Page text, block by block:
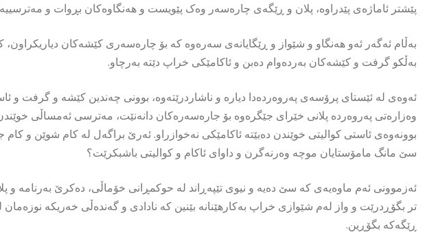
پێشتر ئاماژەی پێدراوە، پلان و ڕێگەی چارەسەر وەک پێویست و هەنگاوەکان بڕوات و
بەڵام ئەگەر ئەو هەنگاو و شێواز و ڕێگایانەی سەرەوە کە بۆ چارەسەری کێشەکان دیاریکراون،
بەڵکو گرفت و کێشەکان بەردەوام دەبن و ئاکامێکی خراپ دێتە بەرچاو.
ئەوەی لە ئێستای پرۆسەی پەروەردەدا دیارە و ناشاردرێتەوە، بوونی چەندین کێشە و گرفت و
وەزارەتی پەروەردە پلانی خێرای جێگرەوە بۆ جارەسەرەکان دانەنێت، مەترسی ئەمساڵی
بوونەوەی ئاستی کوالیتی خوێندن دەبێتە ئاکامێکی نەخوازراو. ئەرێ براگەل لە کام شوێن و
سێ مانگ مامۆستایان موچە وەرنەگرن و داوای ئاکام و کوالیتی باشبکرێت؟
ئەزموونی ئەم ماوەیەی کە سێ دەیە و نیوی تێپەڕاند لە حوکمڕانی خۆماڵی، دەکرێ بەرنامە و
تر بگۆڕدرێت و واز لەم شێوازی خراپ بەکارهێنانە بێنین کە نادادی و گەندەڵی خەریکە نوزەمان
ڕێگەکە بگۆڕین.